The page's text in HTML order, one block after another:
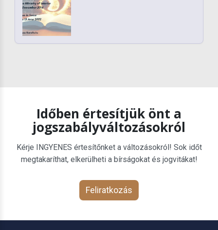
Időben értesítjük önt a
jogszabályváltozásokról
Kérje INGYENES értesítőnket a változásokról! Sok időt
megtakaríthat, elkerülheti a bírságokat és jogvitákat!
Feliratkozás